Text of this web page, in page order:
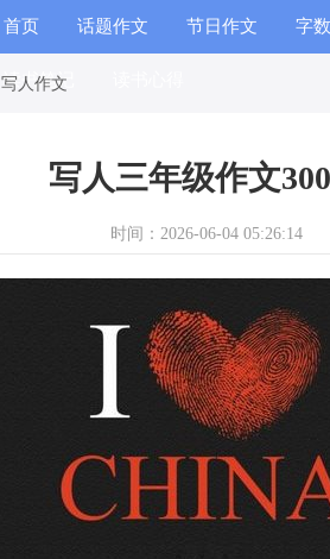
首页 话题作文 节日作文 字
读书笔记
写人作文
写人三年级作文
时间：2026-06-04 05:26:14